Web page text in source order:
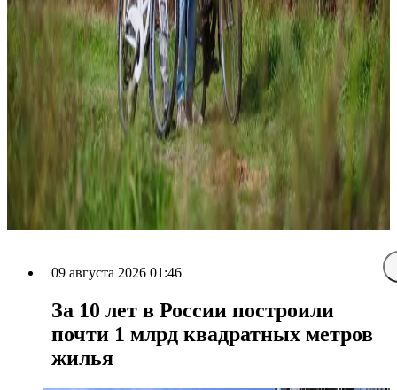
09 августа 2026 01:46
За 10 лет в России построили
почти 1 млрд квадратных метров
жилья